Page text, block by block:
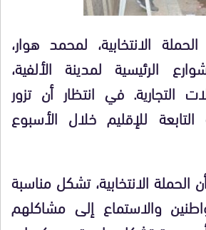
الانتخابية، لمحمد هوار،
الرئيسية لمدينة الألفية،
التجارية. في انتظار أن تزور
التابعة للإقليم خلال الأسبوع
الحملة الانتخابية، تشكل مناسبة
والاستماع إلى مشاكلهم